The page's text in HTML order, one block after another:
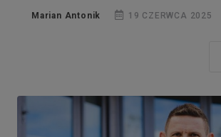
Marian Antonik 19 CZERWCA 2025